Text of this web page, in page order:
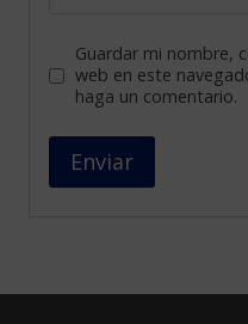
Guardar mi nombre,
web en este
haga un comentario.